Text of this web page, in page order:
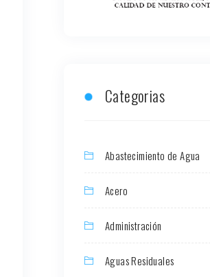
Categorias
Abastecimiento de Agua
Acero
Administración
Aguas Residuales